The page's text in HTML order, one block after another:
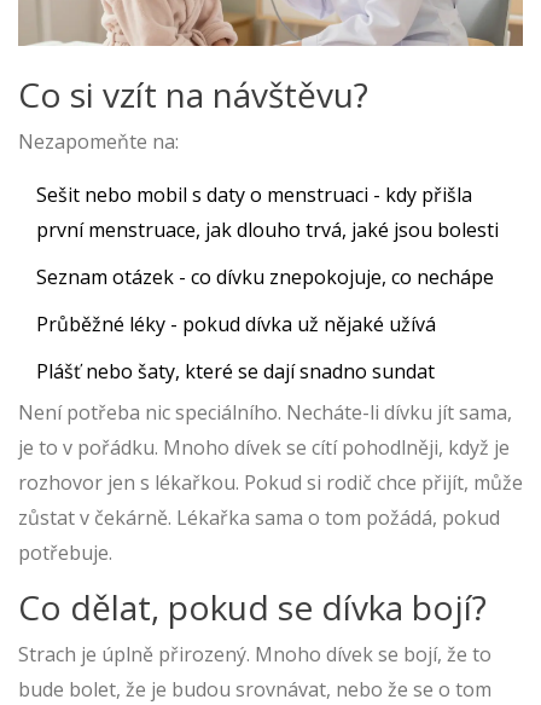
Co si vzít na návštěvu?
Nezapomeňte na:
Sešit nebo mobil s daty o menstruaci - kdy přišla
první menstruace, jak dlouho trvá, jaké jsou bolesti
Seznam otázek - co dívku znepokojuje, co nechápe
Průběžné léky - pokud dívka už nějaké užívá
Plášť nebo šaty, které se dají snadno sundat
Není potřeba nic speciálního. Necháte-li dívku jít sama,
je to v pořádku. Mnoho dívek se cítí pohodlněji, když je
rozhovor jen s lékařkou. Pokud si rodič chce přijít, může
zůstat v čekárně. Lékařka sama o tom požádá, pokud
potřebuje.
Co dělat, pokud se dívka bojí?
Strach je úplně přirozený. Mnoho dívek se bojí, že to
bude bolet, že je budou srovnávat, nebo že se o tom